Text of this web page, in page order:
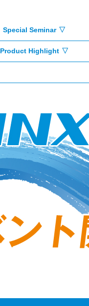
Special Seminar
Product Highlight